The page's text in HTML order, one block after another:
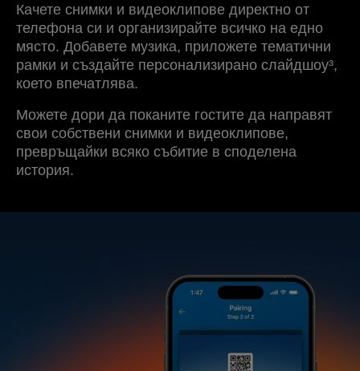
Качете снимки и видеоклипове директно от
телефона си и организирайте всичко на едно
място. Добавете музика, приложете тематични
рамки и създайте персонализирано слайдшоу³,
което впечатлява.
Можете дори да поканите гостите да направят
свои собствени снимки и видеоклипове,
превръщайки всяко събитие в споделена
история.